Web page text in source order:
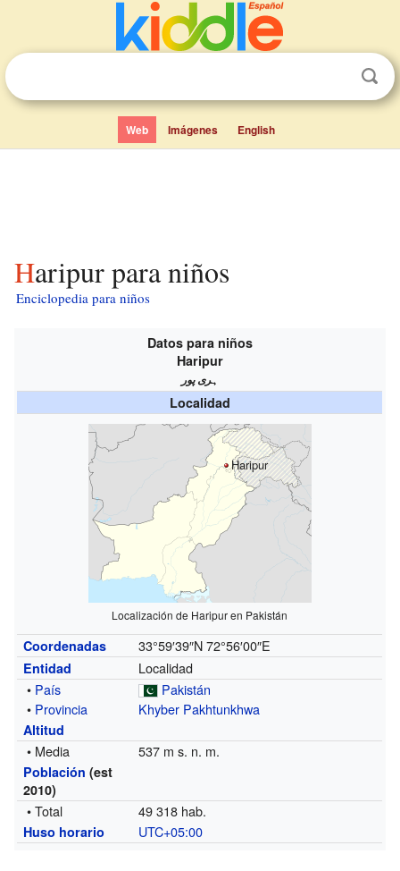
Web Imágenes English
Haripur para niños
Enciclopedia para niños
Datos para niños
Haripur
ہری پور
Localidad
Haripur
Localización de Haripuren Pakistán
Coordenadas 33°59′39″N 72°56′00″E
Entidad
Localidad
• País
Pakistán
• Provincia Khyber Pakhtunkhwa
Altitud
• Media 537 m s. n. m.
Población (est
2010)
• Total 49 318 hab.
Huso horario UTC+05:00